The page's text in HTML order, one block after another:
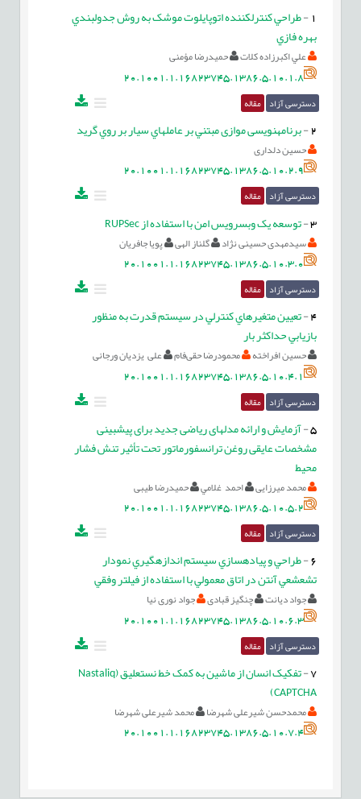
-
طراحي کنترل‎کننده اتوپايلوت موشک به روش جدولبندي
بهره فازي
علي اکبرزاده کلات حمیدرضا مؤمنی
20.1001.1.16823745.1386.5.10.1.8
دسترسی آزاد مقاله
2
-برنامه‎نویسی موازی مبتني بر عامل‎هاي سيار بر روي گريد
حسین دلداری
20.1001.1.16823745.1386.5.10.2.9
دسترسی آزاد مقاله
3
-توسعه يک وب‎سرويس امن با استفاده از RUPSec
سیدمهدی حسینی نژاد گلناز الهی پویا جافریان
20.1001.1.16823745.1386.5.10.3.0
دسترسی آزاد مقاله
4
-تعيين متغيرهاي كنترلي در سيستم قدرت به منظور
بازيابي حداكثر بار
حسين افراخته محمودرضا حقی‌فام علی یزدیان ورجانی
20.1001.1.16823745.1386.5.10.4.1
دسترسی آزاد مقاله
5
-
آزمايش و ارائه مدل‎های رياضی جديد برای پیش‎بینی
مشخصات عايقی روغن ترانسفورماتور تحت تأثير تنش فشار
محيط
محمد میرزایی احمد غلامي حمیدرضا طیبی
20.1001.1.16823745.1386.5.10.5.2
دسترسی آزاد مقاله
6
-
طراحي و پياده‎سازي سيستم اندازه‎گيري نمودار
تشعشعي آنتن در اتاق معمولي با استفاده از فيلتر وفقي
جواد ديانت چنگيز قبادی جواد نوری نیا
20.1001.1.16823745.1386.5.10.6.3
دسترسی آزاد مقاله
7
-
تفکيک انسان از ماشين به کمک خط نستعليق (Nastaliq
CAPTCHA)
محمدحسن شیرعلی شهرضا محمد شیرعلی شهرضا
20.1001.1.16823745.1386.5.10.7.4